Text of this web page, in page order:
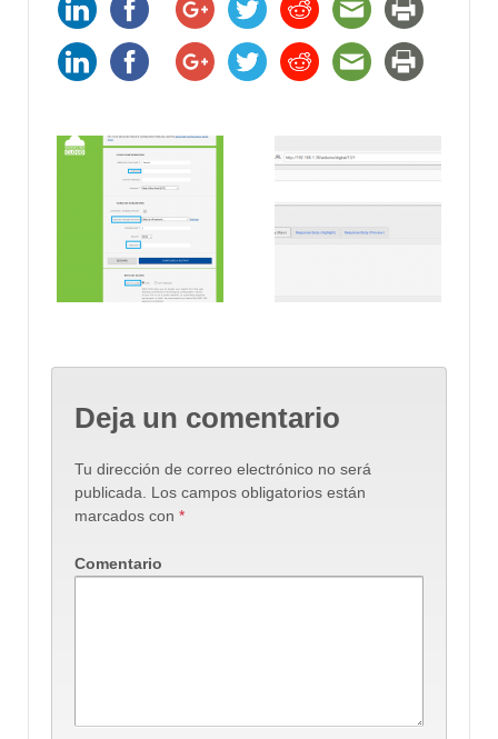
Deja un comentario
Tu dirección de correo electrónico no será
publicada.
Los campos obligatorios están
marcados con *
Comentario